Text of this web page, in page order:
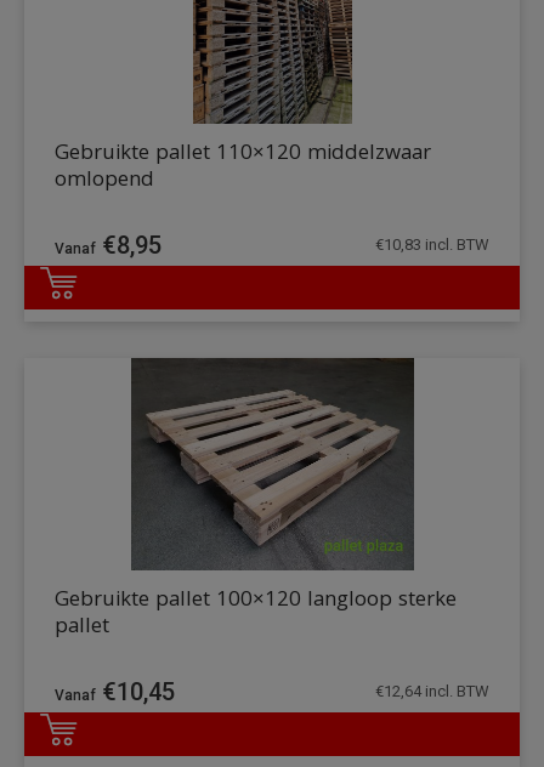
DETAILS
Gebruikte pallet 110×120 middelzwaar
omlopend
€8,95 €10,83 incl. BTW
DETAILS
Gebruikte pallet 100×120 langloop sterke
pallet
€10,45 €12,64 incl. BTW